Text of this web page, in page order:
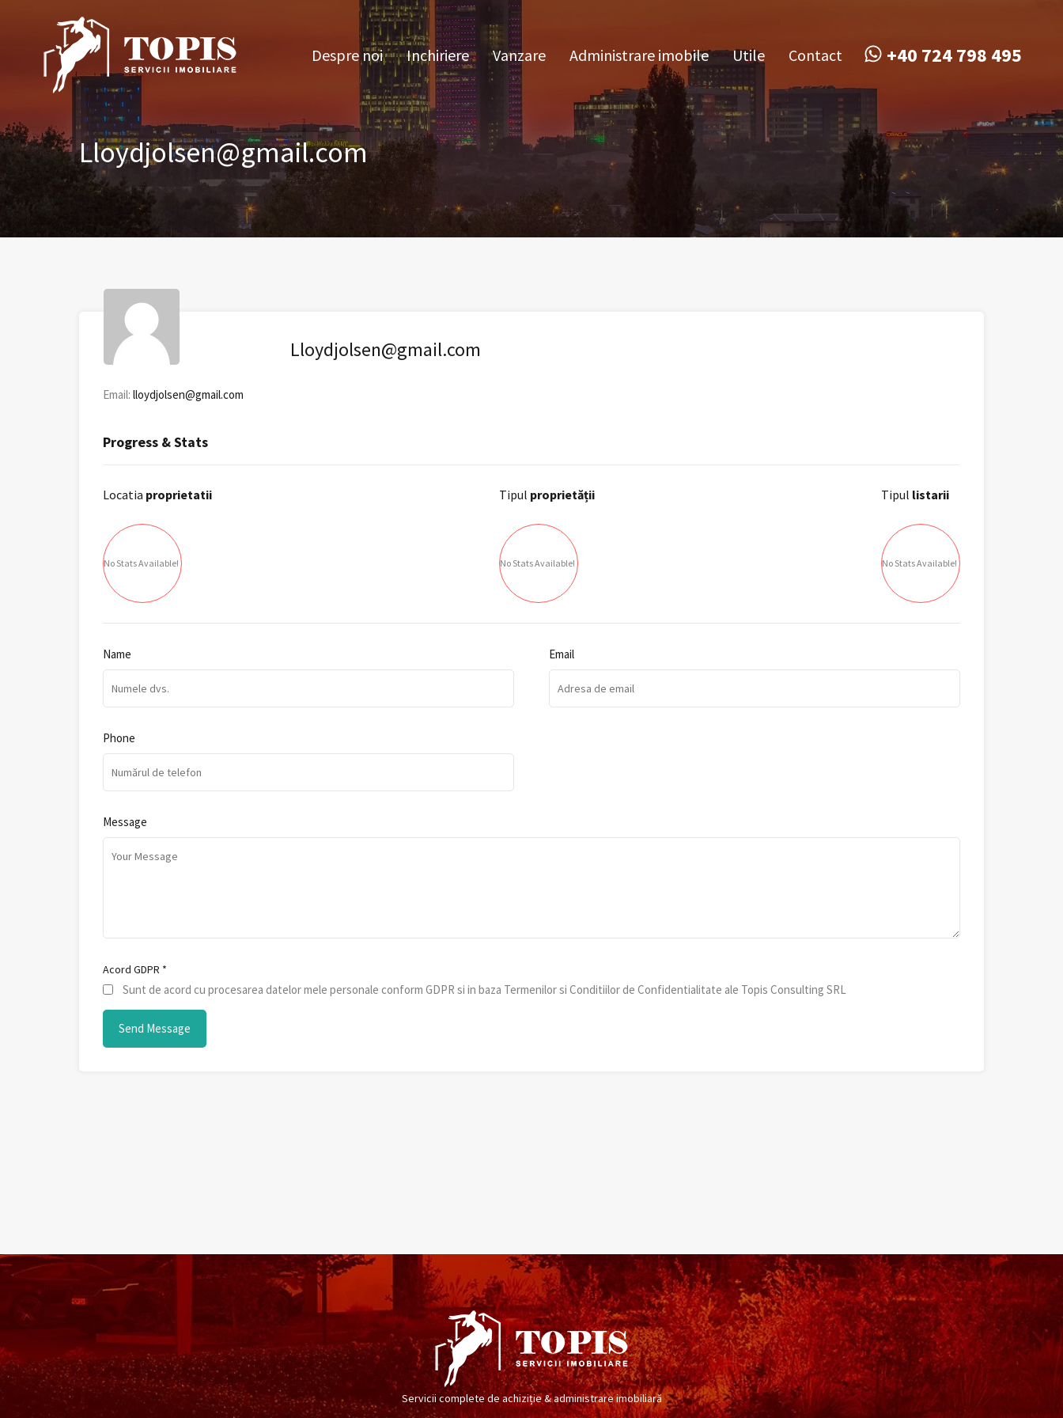
Despre noi Inchiriere
Despre noi
Inchiriere Vanzare Administrare imobile Utile Contact +40 724 798 495
Lloydjolsen@gmail.com
Lloydjolsen@gmail.com
Email: lloydjolsen@gmail.com
Progress & Stats
Locatia proprietatii
No Stats Available!
Tipul proprietății
No Stats Available!
Tipul listarii
No Stats Available!
Name Email
Phone
Message
Acord GDPR *
Sunt de acord cu procesarea datelor mele personale conform GDPR si in baza Termenilor si Conditiilor de Confidentialitate ale Topis Consulting SRL
Servicii complete de achiziție & administrare imobiliară